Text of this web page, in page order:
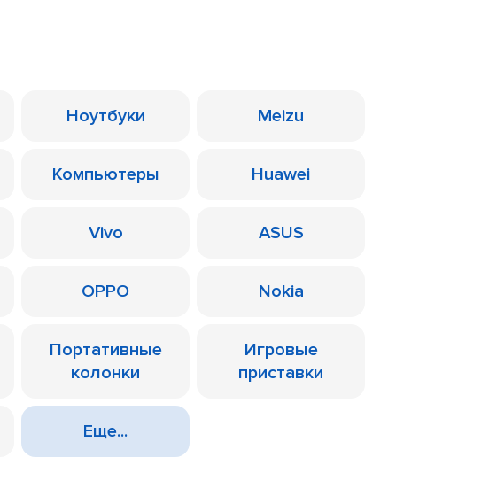
Ноутбуки Meizu
Компьютеры Huawei
Vivo ASUS
OPPO Nokia
Портативные
колонки
Игровые
приставки
Еще...